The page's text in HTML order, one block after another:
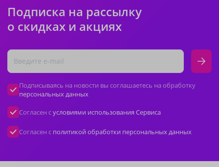
Подписка на рассылку
о скидках и акциях
Подписываясь на новости вы соглашаетесь на обработку
персональных данных
Согласен сусловиями использования Сервиса
Согласен с политикой обработки персональных данных